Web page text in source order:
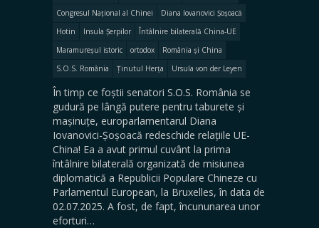
Congresul Național al Chinei
Diana Iovanovici Șoșoacă
Hotin
Insula Șerpilor
Întâlnire bilaterală China-UE
Maramureșul istoric
ortodox
România și China
S.O.S. România
Ținutul Herța Ursula von der Leyen
În timp ce foștii senatori S.O.S. România se
gudură pe lângă putere pentru taburete și
mașinuțe, europarlamentarul Diana
Iovanovici-Șoșoacă redeschide relațiile UE-
China! Ea a avut primul cuvânt la prima
întâlnire bilaterală organizată de misiunea
diplomatică a Republicii Populare Chineze cu
Parlamentul European, la Bruxelles, în data de
02.07.2025. A fost, de fapt, încununarea unor
eforturi…